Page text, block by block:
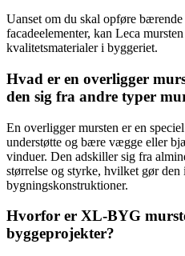
Uanset om du skal opføre
facadeelementer, kan Leca
kvalitetsmaterialer i byggeriet.
Hvad er en overligger
den sig fra andre typer
En overligger mursten er en
understøtte og bære vægge eller
vinduer. Den adskiller sig fra
størrelse og styrke, hvilket gør den
bygningskonstruktioner.
Hvorfor er XL-BYG
byggeprojekter?